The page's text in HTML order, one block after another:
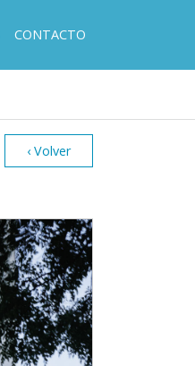
CONTACTO
‹ Volver